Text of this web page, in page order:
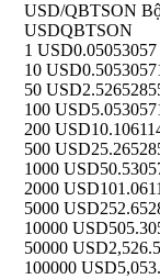
USD/QBTSON
USDQBTSON
1 USD
10 USD
50 USD
100 USD
200 USD
500 USD
1000 USD
2000 USD
5000 USD
10000 USD
50000 USD
100000 USD